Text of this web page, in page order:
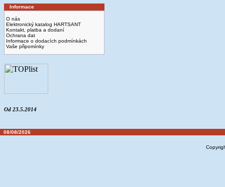
Informace
O nás
Elektronický katalog HARTSANT
Kontakt, platba a dodaní
Ochrana dat
Informace o dodacích podmínkách
Vaše připomínky
Od 23.5.2014
08/08/2026